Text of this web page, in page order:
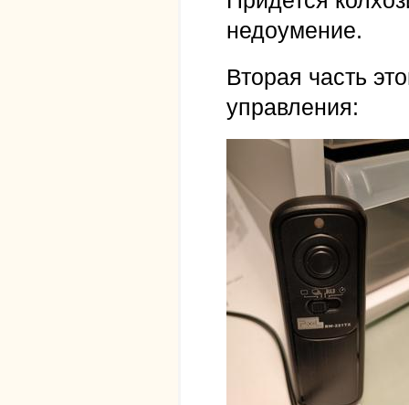
недоумение.
Вторая часть
управления: